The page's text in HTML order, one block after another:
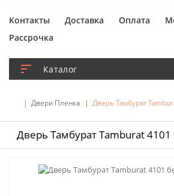
Каталог
Контакты Доставка Оплата
Рассрочка
Двери Пленка Дверь Тамбурат
Дверь Тамбурат Tamburat 4101